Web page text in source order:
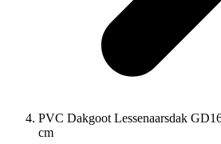
PVC Dakgoot Lessenaarsdak
cm